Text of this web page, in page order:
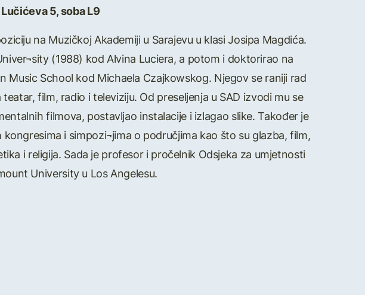
5, soba L9
na Muzičkoj Akademiji u Sarajevu u klasi Josipa Magdića.
(1988) kod Alvina Luciera, a potom i doktorirao na
Music School kod Michaela Czajkowskog. Njegov se raniji rad
film, radio i televiziju. Od preseljenja u SAD izvodi mu se
filmova, postavljao instalacije i izlagao slike. Također je
i simpozi¬jima o područjima kao što su glazba, film,
i religija. Sada je profesor i pročelnik Odsjeka za umjetnosti
University u Los Angelesu.